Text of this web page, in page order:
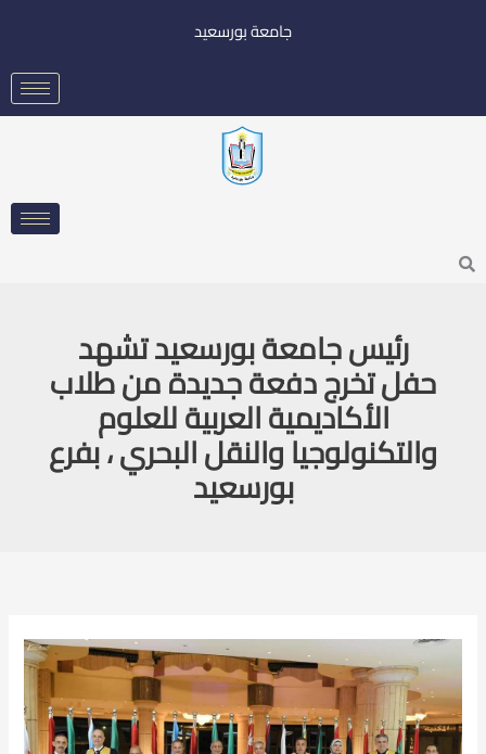
جامعة بورسعيد
Search
رئيس جامعة بورسعيد تشهد
حفل تخرج دفعة جديدة من طلاب
الأكاديمية العربية للعلوم
والتكنولوجيا والنقل البحري ، بفرع
بورسعيد